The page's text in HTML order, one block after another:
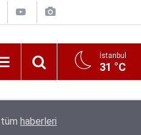
İstanbul
31 °C
Alımında Başvuru Süresi
haberleri